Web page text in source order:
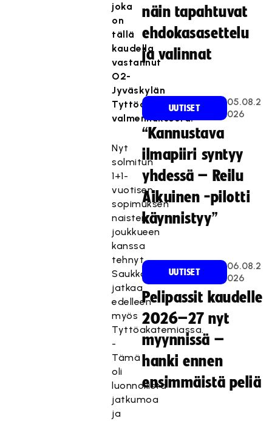
joka
on
tällä
kaudella
vastannut
O2-
Jyväskylän
Tyttöakatemian
valmennuksesta.
Nyt
solmitun
1+1-
vuotisen
sopimuksen
naisten
joukkueen
kanssa
tehnyt
Saukkonen
jatkaa
edelleen
myös
Tyttöakatemiassa.
-
Tämä
oli
luonnollista
jatkumoa
ja
näin tapahtuvat
ehdokasasettelu
ja valinnat
UUTISET
05.08.2
026
“Kannustava
ilmapiiri syntyy
yhdessä – Reilu
Aikuinen -pilotti
käynnistyy”
UUTISET
06.08.2
026
Pelipassit kaudelle
2026–27 nyt
myynnissä –
hanki ennen
ensimmäistä peliä